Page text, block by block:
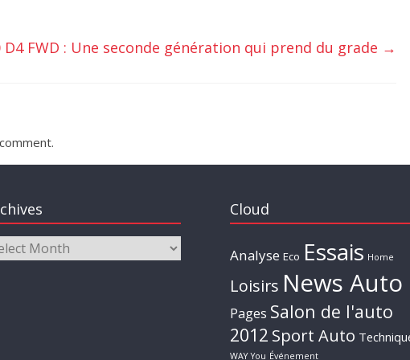
D4 FWD : Une seconde génération qui prend du grade →
Cloud
Analyse Eco Essais Home
Loisirs News Auto
Pages Salon de l'auto
2012 Sport Auto
WAY You Événement